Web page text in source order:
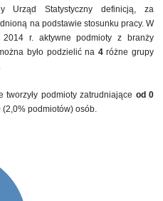
Urząd Statystyczny definicją, za
na podstawie stosunku pracy. W
2014 r. aktywne podmioty z branży
było podzielić na 4różne grupy
podmioty zatrudniające od 0
(2,0% podmiotów) osób.